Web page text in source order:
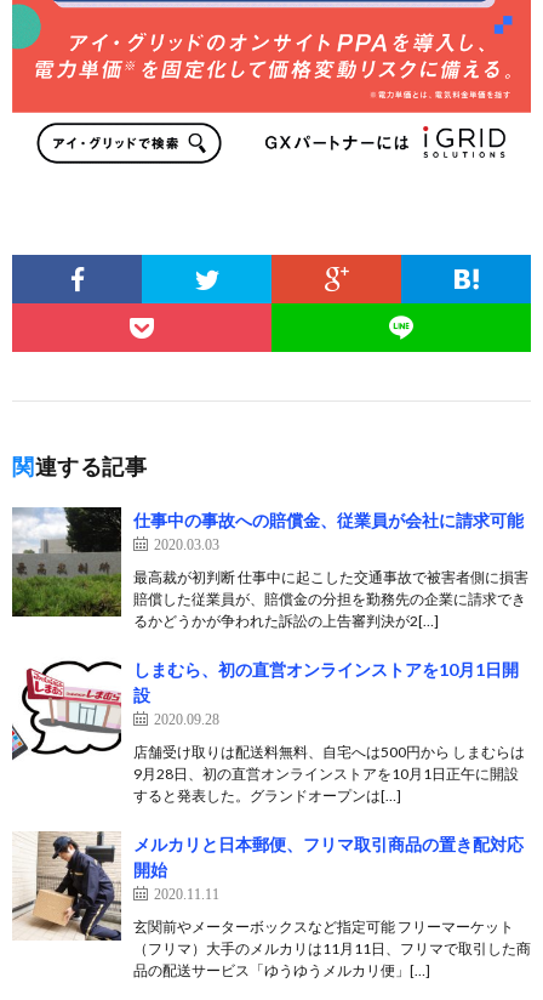
関連する記事
仕事中の事故への賠償金、従業員が会社に請求可能
2020.03.03
最高裁が初判断 仕事中に起こした交通事故で被害者側に損害
賠償した従業員が、賠償金の分担を勤務先の企業に請求でき
るかどうかが争われた訴訟の上告審判決が2[…]
しまむら、初の直営オンラインストアを10月1日開
設
2020.09.28
店舗受け取りは配送料無料、自宅へは500円から しまむらは
9月28日、初の直営オンラインストアを10月1日正午に開設
すると発表した。グランドオープンは[…]
メルカリと日本郵便、フリマ取引商品の置き配対応
開始
2020.11.11
玄関前やメーターボックスなど指定可能 フリーマーケット
（フリマ）大手のメルカリは11月11日、フリマで取引した商
品の配送サービス「ゆうゆうメルカリ便」[…]